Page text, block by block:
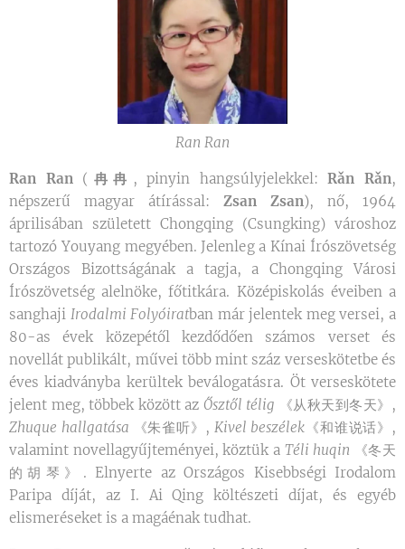
Ran Ran
Ran Ran( 冉冉 , pinyin hangsúlyjelekkel:Rǎn Rǎn,
népszerű magyar átírással: Zsan Zsan), nő, 1964
áprilisában született Chongqing (Csungking) városhoz
tartozó Youyang megyében. Jelenleg a Kínai Írószövetség
Országos Bizottságának a tagja, a Chongqing Városi
Írószövetség alelnöke, főtitkára. Középiskolás éveiben a
sanghaji Irodalmi Folyóiratban már jelentek meg versei, a
80-as évek közepétől kezdődően számos verset és
novellát publikált, művei több mint száz verseskötetbe és
éves kiadványba kerültek beválogatásra. Öt verseskötete
jelent meg, többek között az Ősztől télig
《从秋天到冬天》,
Zhuque hallgatása
《朱雀听》, Kivel beszélek 《和谁说话》,
valamint novellagyűjteményei, köztük a Téli huqin
《冬天
的胡琴》. Elnyerte az Országos Kisebbségi Irodalom
Paripa díját, az I. Ai Qing költészeti díjat, és egyéb
elismeréseket is a magáénak tudhat.